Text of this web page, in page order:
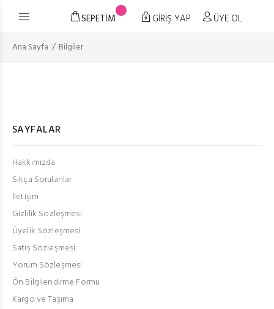
SEPETİM GİRİŞ YAP ÜYE OL
Ana Sayfa Bilgiler
SAYFALAR
Hakkımızda
Sıkça Sorulanlar
İletişim
Gizlilik Sözleşmesi
Üyelik Sözleşmesi
Satış Sözleşmesi
Yorum Sözleşmesi
Ön Bilgilendirme Formu
Kargo ve Taşıma